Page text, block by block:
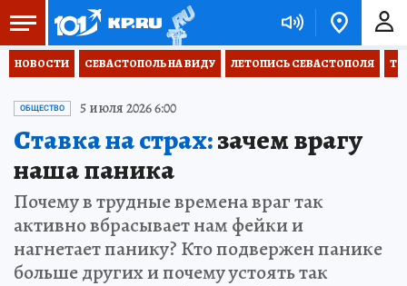
НОВОСТИ СЕВАСТОПОЛЬ НА ВИДУ ЛЕТОПИСЬ СЕВАСТОПОЛЯ
ОБЩЕСТВО 5 июля 2026 6:00
Ставка на страх:зачем врагу
наша паника
Почему в трудные времена враг так
активно вбрасывает нам фейки и
нагнетает панику? Кто подвержен панике
больше других и почему устоять так